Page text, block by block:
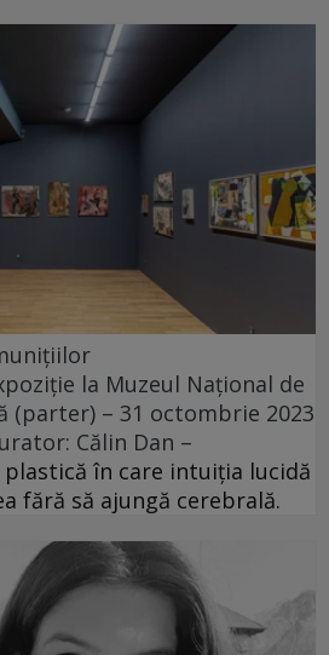
la Muzeul Național de
(parter) – 31 octombrie 2023
Călin Dan –
în care intuiția lucidă
fără să ajungă cerebrală.